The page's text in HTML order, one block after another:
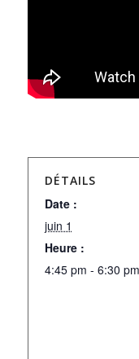
DÉTAILS
Date :
juin 1
Heure :
4:45 pm - 6:30 pm